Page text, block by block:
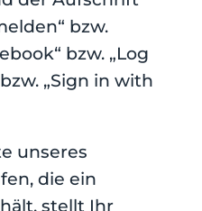
bzw.
bzw. „Log
„Sign in with
unseres
die ein
stellt Ihr